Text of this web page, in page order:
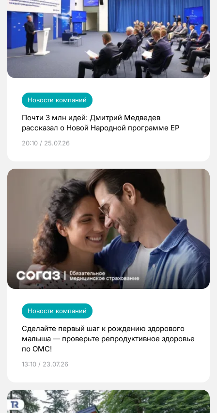
Новости компаний
Почти 3 млн идей: Дмитрий Медведев
рассказал о Новой Народной программе ЕР
20:10 / 25.07.26
Новости компаний
Сделайте первый шаг к рождению здорового
малыша — проверьте репродуктивное здоровье
по ОМС!
13:10 / 23.07.26